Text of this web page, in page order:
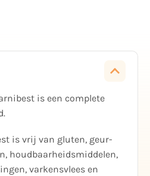
is een complete
is vrij van gluten, geur-
houdbaarheidsmiddelen,
varkensvlees en